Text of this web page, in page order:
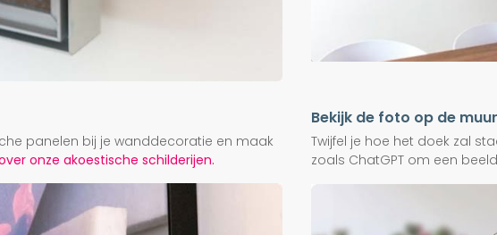
panelen bij je wanddecoratie en maak
onze akoestische schilderijen.
Bekijk de foto op de muur
Twijfel je hoe het doek zal
zoals ChatGPT om een